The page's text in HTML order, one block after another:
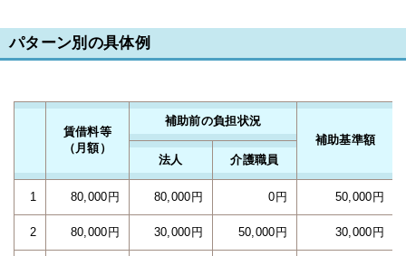
パターン別の具体例
賃借料等
（月額）
補助前の負担状況
補助基準額
法人
介護職員
1 80,000円 80,000円 0円 50,000円
2 80,000円 30,000円 50,000円 30,000円